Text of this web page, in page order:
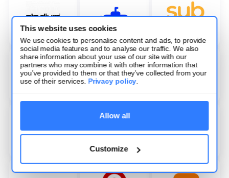
This website uses cookies
We use cookies to personalise content and ads, to provide
social media features and to analyse our traffic. We also
share information about your use of our site with our
partners who may combine it with other information that
you’ve provided to them or that they’ve collected from your
use of their services. Privacy policy.
Allow all
Customize